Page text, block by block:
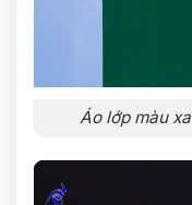
Áo lớp màu